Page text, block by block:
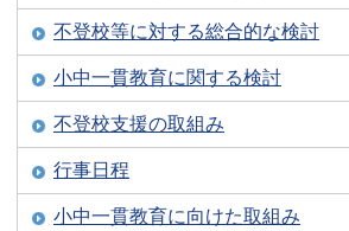
不登校等に対する総合的な検討
小中一貫教育に関する検討
不登校支援の取組み
行事日程
小中一貫教育に向けた取組み